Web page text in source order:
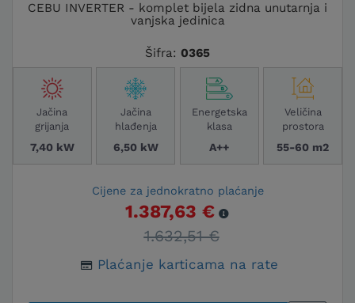
CEBU INVERTER - komplet bijela zidna unutarnja i
vanjska jedinica
Šifra: 0365
Jačina
grijanja
7,40 kW
Jačina
hlađenja
6,50 kW
Energetska
klasa
A++
Veličina
prostora
55-60 m2
Cijene za jednokratno plaćanje
1.387,63 €
1.632,51 €
Plaćanje karticama na rate